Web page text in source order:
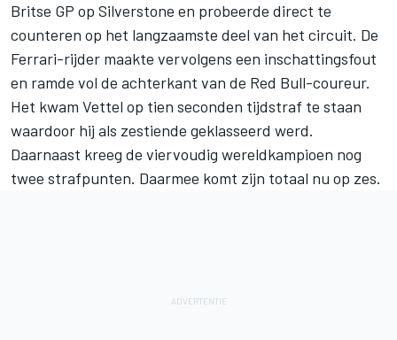
Britse GP op Silverstone en probeerde direct te
counteren op het langzaamste deel van het circuit. De
Ferrari-rijder maakte vervolgens een inschattingsfout
en ramde vol de achterkant van de Red Bull-coureur.
Het kwam Vettel op tien seconden tijdstraf te staan
waardoor hij als zestiende geklasseerd werd.
Daarnaast kreeg de viervoudig wereldkampioen nog
twee strafpunten. Daarmee komt zijn totaal nu op zes.